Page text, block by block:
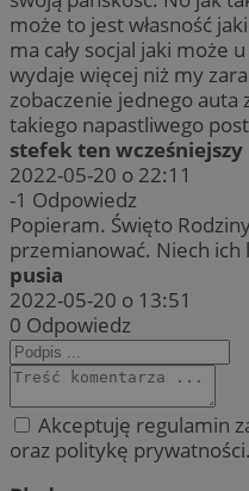
może to jest własność
ma cały socjal jaki może
wydaje więcej niż my
zobaczenie jednego auta
takiego napastliwego
stefek ten wcześniejszy
2022-05-20 o 22:11
-1 Odpowiedz
Popieram. Święto
przemianować. Niech ich
pusia
2022-05-20 o 13:51
0 Odpowiedz
Akceptuję regulamin
oraz politykę prywatności.